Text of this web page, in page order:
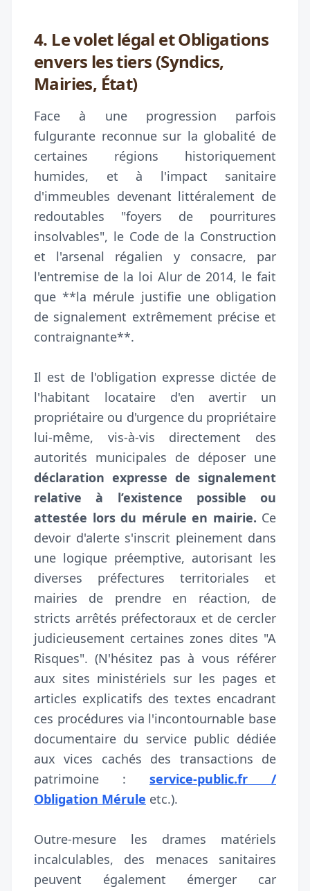
4. Le volet légal et Obligations
envers les tiers (Syndics,
Mairies, État)
Face à une progression parfois
fulgurante reconnue sur la globalité de
certaines régions historiquement
humides, et à l'impact sanitaire
d'immeubles devenant littéralement de
redoutables "foyers de pourritures
insolvables", le Code de la Construction
et l'arsenal régalien y consacre, par
l'entremise de la loi Alur de 2014, le fait
que **la mérule justifie une obligation
de signalement extrêmement précise et
contraignante**.
Il est de l'obligation expresse dictée de
l'habitant locataire d'en avertir un
propriétaire ou d'urgence du propriétaire
lui-même, vis-à-vis directement des
autorités municipales de déposer une
déclaration expresse de signalement
relative à l’existence possible ou
attestée lors du mérule en mairie. Ce
devoir d'alerte s'inscrit pleinement dans
une logique préemptive, autorisant les
diverses préfectures territoriales et
mairies de prendre en réaction, de
stricts arrêtés préfectoraux et de cercler
judicieusement certaines zones dites "A
Risques". (N'hésitez pas à vous référer
aux sites ministériels sur les pages et
articles explicatifs des textes encadrant
ces procédures via l'incontournable base
documentaire du service public dédiée
aux vices cachés des transactions de
patrimoine : service-public.fr /
Obligation Mérule etc.).
Outre-mesure les drames matériels
incalculables, des menaces sanitaires
peuvent également émerger car